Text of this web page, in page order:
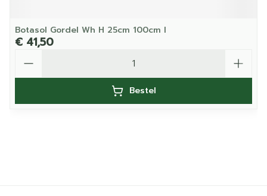
Botasol Gordel Wh H 25cm 100cm l
€ 41,50
Bestel